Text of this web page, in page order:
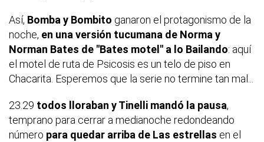
Así, Bomba y Bombito ganaron el protagonismo de la
noche, en una versión tucumana de Norma y
Norman Bates de "Bates motel" a lo Bailando: aquí
el motel de ruta de Psicosis es un telo de piso en
Chacarita. Esperemos que la serie no termine tan mal...
23.29 todos lloraban y Tinelli mandó la pausa,
temprano para cerrar a medianoche redondeando
número para quedar arriba de Las estrellas en el